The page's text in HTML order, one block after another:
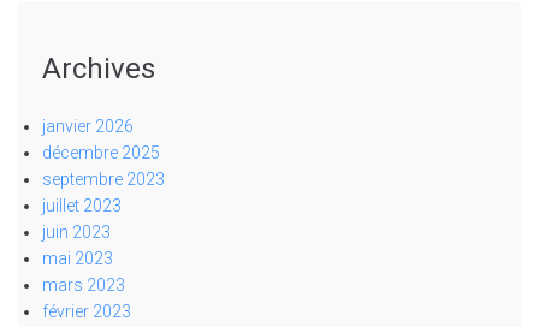
Archives
janvier 2026
décembre 2025
septembre 2023
juillet 2023
juin 2023
mai 2023
mars 2023
février 2023